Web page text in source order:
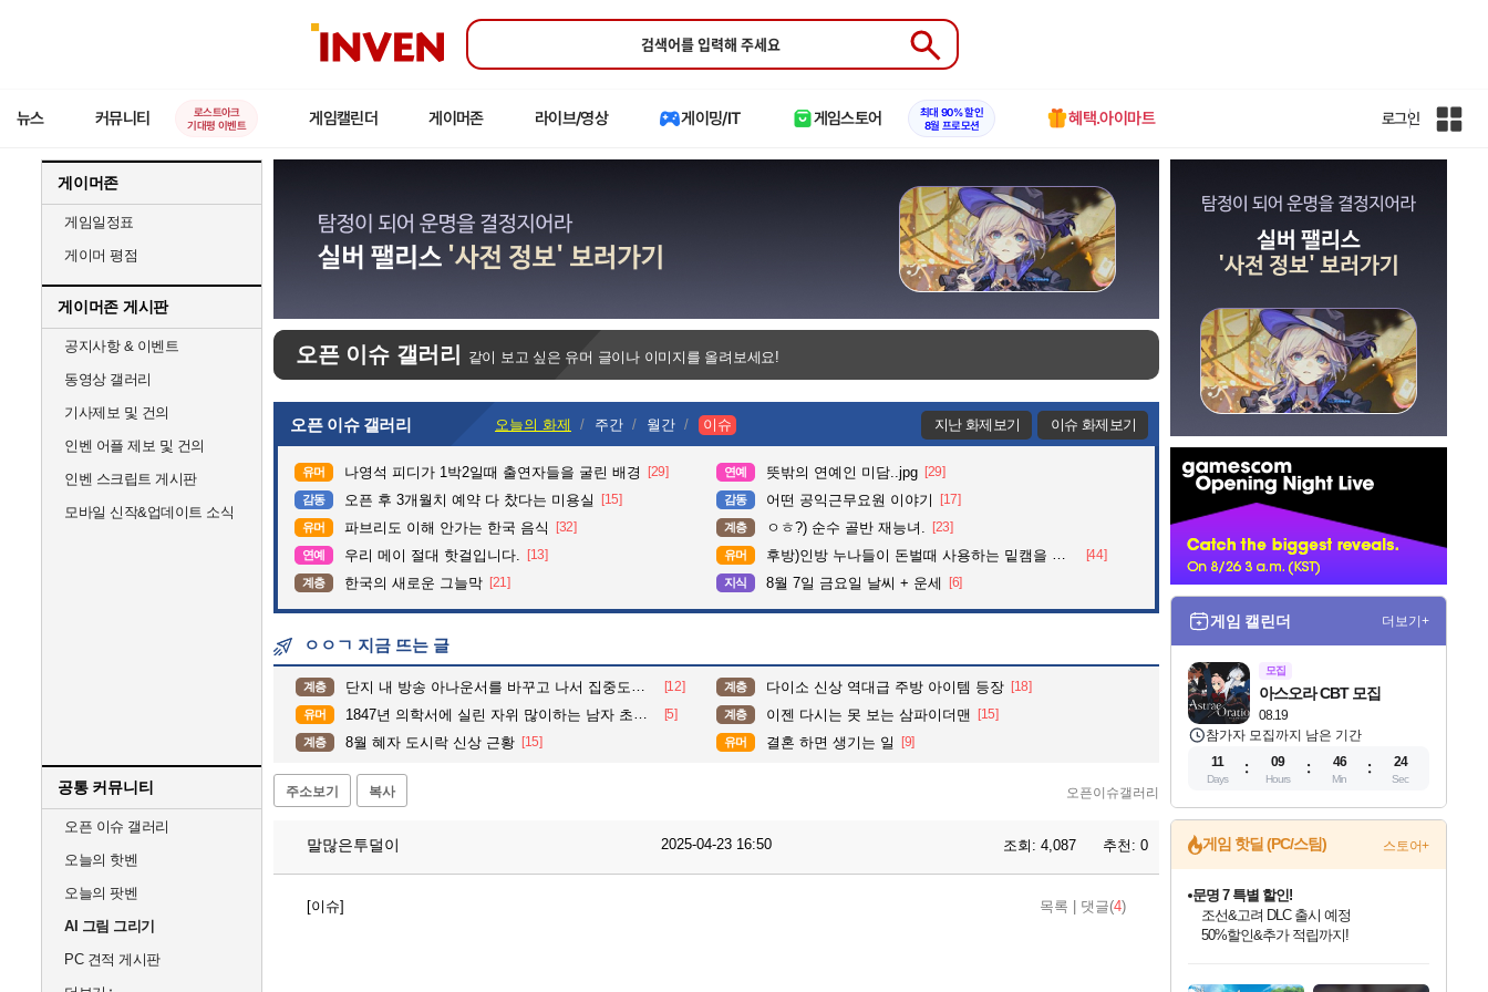
인
Submit
뉴스 커뮤니티
로스트아크
기대평 이벤트
게임캘린더 게이머존 라이브/영상 게이밍/IT 게임스토어
최대 90% 할인
8월 프로모션
혜택.아이마트 로그인
인
게이머존
게임일정표
게이머 평점
게이머존 게시판
공지사항 & 이벤트
동영상 갤러리
기사제보 및 건의
인벤 어플 제보 및 건의
인벤 스크립트 게시판
모바일 신작&업데이트 소식
공통 커뮤니티
오픈 이슈 갤러리
오늘의 핫벤
오늘의 팟벤
AI 그림 그리기
PC 견적 게시판
오픈 이슈 갤러리 같이 보고 싶은 유머 글이나 이미지를 올려보세요!
오픈 이슈 갤러리 오늘의 화제 주간 월간 이슈 지난 화제보기 이슈 화제보기
유머 나영석 피디가 1박2일때 출연자들을 굴린 배경 [29] 연예 뜻밖의 연예인 미담..jpg [29]
감동 오픈 후 3개월치 예약 다 찼다는 미용실 [15] 감동 어떤 공익근무요원 이야기 [17]
유머 파브리도 이해 안가는 한국 음식 [32] 계층 ㅇㅎ?) 순수 골반 재능녀. [23]
연예 우리 메이 절대 핫걸입니다. [13] 유머 후방)인방 누나들이 돈벌때 사용하는 밑캠을 알아보자 [44]
계층 한국의 새로운 그늘막 [21] 지식 8월 7일 금요일 날씨 + 운세 [6]
ㅇㅇㄱ 지금 뜨는 글
계층 단지 내 방송 아나운서를 바꾸고 나서 집중도가 확 올라갔다는 한 아파트의 안내방송 [12] 계층 다이소 신상 역대급 주방 아이템 등장 [18]
유머 1847년 의학서에 실린 자위 많이하는 남자 초상화 [5] 계층 이젠 다시는 못 보는 삼파이더맨 [15]
계층 8월 혜자 도시락 신상 근황 [15] 유머 결혼 하면 생기는 일 [9]
주소보기 복사 오픈이슈갤러리
말많은투덜이 2025-04-23 16:50 조회: 4,087 추천: 0
[이슈] 목록 댓글(4)
벤
게임 캘린더 더보기+
모집
08.19
아스오라 CBT 모집
참가자 모집까지 남은 기간
11
Days
09
Hours
46
Min
23
Sec
게임 핫딜 (PC/스팀) 스토어+
문명 7 특별 할인!
조선&고려 DLC 출시 예정
50%할인&추가 적립까지!